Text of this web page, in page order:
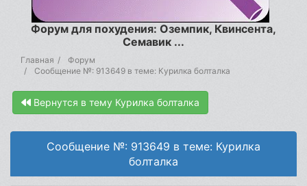
Форум для похудения: Оземпик, Квинсента,
Семавик ...
Главная
Форум
Сообщение №: 913649 в теме: Курилка болталка
Вернутся в тему Курилка болталка
Сообщение №: 913649 в теме: Курилка
болталка